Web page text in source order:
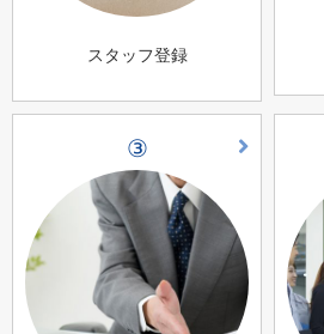
スタッフ登録
③